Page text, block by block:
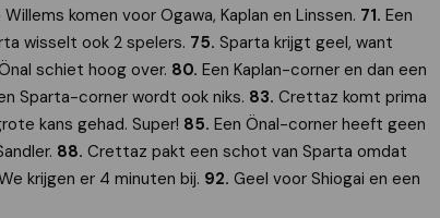
komen voor Ogawa, Kaplan en Linssen. 71. Een
wisselt ook 2 spelers. 75. Sparta krijgt geel, want
schiet hoog over. 80. Een Kaplan-corner en dan een
Sparta-corner wordt ook niks. 83. Crettaz komt prima
kans gehad. Super! 85. Een Önal-corner heeft geen
88. Crettaz pakt een schot van Sparta omdat
krijgen er 4 minuten bij. 92. Geel voor Shiogai en een